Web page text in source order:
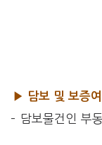
▶ 담보 및 보증
– 담보물건인 부